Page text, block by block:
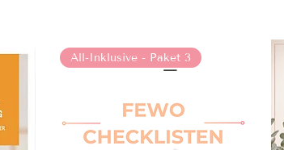
All-Inklusive - Paket 3